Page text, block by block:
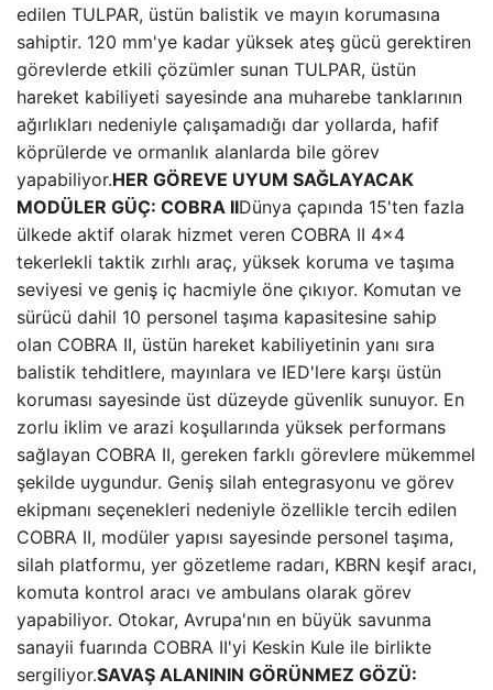
edilen TULPAR, üstün balistik ve mayın korumasına
sahiptir. 120 mm'ye kadar yüksek ateş gücü gerektiren
görevlerde etkili çözümler sunan TULPAR, üstün
hareket kabiliyeti sayesinde ana muharebe tanklarının
ağırlıkları nedeniyle çalışamadığı dar yollarda, hafif
köprülerde ve ormanlık alanlarda bile görev
yapabiliyor.HER GÖREVE UYUM SAĞLAYACAK
MODÜLER GÜÇ: COBRA IIDünya çapında 15'ten fazla
ülkede aktif olarak hizmet veren COBRA II 4×4
tekerlekli taktik zırhlı araç, yüksek koruma ve taşıma
seviyesi ve geniş iç hacmiyle öne çıkıyor. Komutan ve
sürücü dahil 10 personel taşıma kapasitesine sahip
olan COBRA II, üstün hareket kabiliyetinin yanı sıra
balistik tehditlere, mayınlara ve IED'lere karşı üstün
koruması sayesinde üst düzeyde güvenlik sunuyor. En
zorlu iklim ve arazi koşullarında yüksek performans
sağlayan COBRA II, gereken farklı görevlere mükemmel
şekilde uygundur. Geniş silah entegrasyonu ve görev
ekipmanı seçenekleri nedeniyle özellikle tercih edilen
COBRA II, modüler yapısı sayesinde personel taşıma,
silah platformu, yer gözetleme radarı, KBRN keşif aracı,
komuta kontrol aracı ve ambulans olarak görev
yapabiliyor. Otokar, Avrupa'nın en büyük savunma
sanayii fuarında COBRA II'yi Keskin Kule ile birlikte
sergiliyor.SAVAŞ ALANININ GÖRÜNMEZ GÖZÜ: